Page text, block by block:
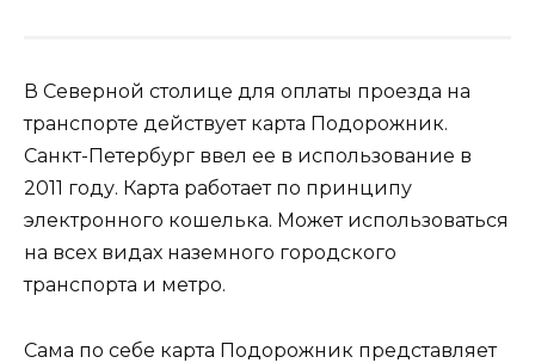
В Северной столице для оплаты проезда на
транспорте действует карта Подорожник.
Санкт-Петербург ввел ее в использование в
2011 году. Карта работает по принципу
электронного кошелька. Может использоваться
на всех видах наземного городского
транспорта и метро.
Сама по себе карта Подорожник представляет